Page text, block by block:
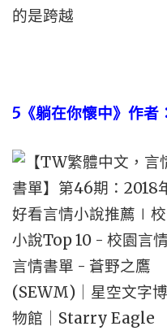
的是跨越
5 《躺在你懷中》作